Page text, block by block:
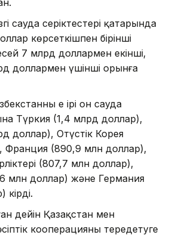
сауда серіктестері қатарында
көрсеткішпен бірінші
7 млрд доллармен екінші,
доллармен үшінші орынға
ең ірі он сауда
Түркия (1,4 млрд доллар),
доллар), Оңтүстік Корея
Франция (890,9 млн доллар),
(807,7 млн доллар),
млн доллар) және Германия
кірді.
дейін Қазақстан мен
кооперацияны тереңдетуге